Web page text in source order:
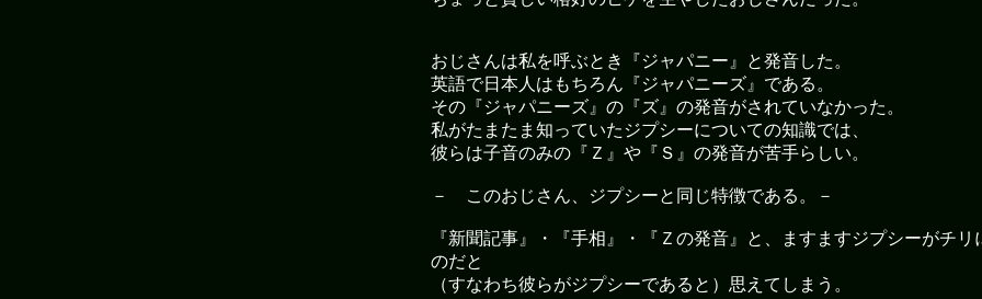
おじさんは私を呼ぶとき『ジャパニー』と発音した。
英語で日本人はもちろん『ジャパニーズ』である。
その『ジャパニーズ』の『ズ』の発音がされていなかった。
私がたまたま知っていたジプシーについての知識では、
彼らは子音のみの『Ｚ』や『Ｓ』の発音が苦手らしい。
－ このおじさん、ジプシーと同じ特徴である。－
『新聞記事』・『手相』・『Ｚの発音』と、ますますジプシーがチリ
のだと
（すなわち彼らがジプシーであると）思えてしまう。